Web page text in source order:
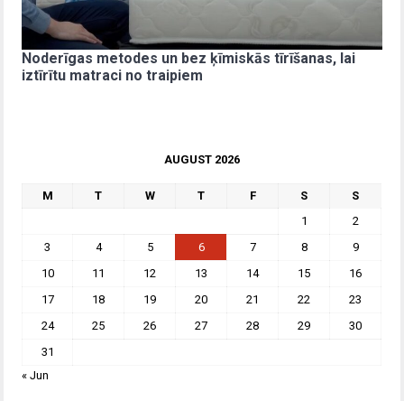
Noderīgas metodes un bez ķīmiskās tīrīšanas, lai
iztīrītu matraci no traipiem
AUGUST 2026
M T W T F S
S
1
2
3
4 5 6 7 8
9
10
11 12 13 14 15
16
17
18 19 20 21 22
23
24
25 26 27 28 29
30
31
« Jun